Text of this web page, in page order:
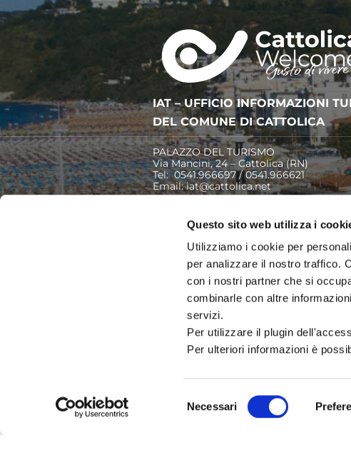
Questo sito web utilizza i
Utilizziamo i cookie per
per analizzare il nostro traffico.
con i nostri partner che si
combinarle con altre
servizi.
Per utilizzare il plugin
Per ulteriori informazioni è
del
Necessari
IAT – UFFICIO INFORMAZIONI
DEL COMUNE DI CATTOLICA
PALAZZO DEL TURISMO
Via Mancini, 24 – Cattolica (RN)
Tel: 0541.966697 / 0541.966621
Email:iat@cattolica.net